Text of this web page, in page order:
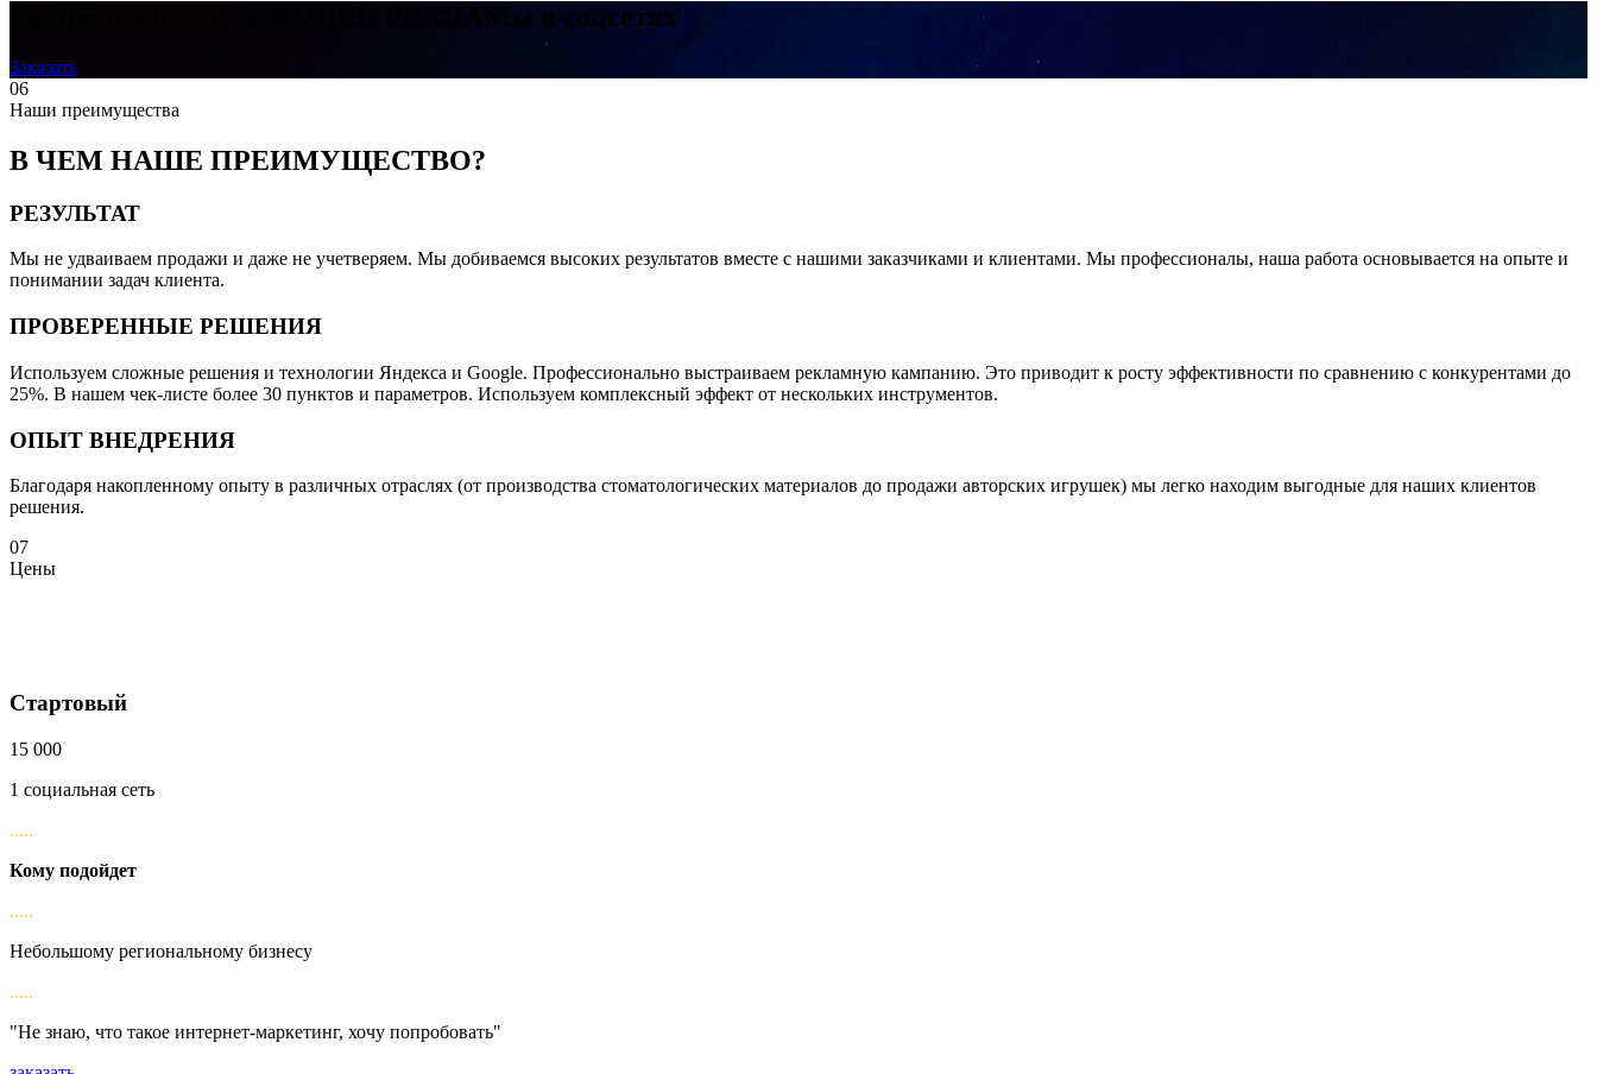
ВАШЕЙ РЕКЛАМы в соцсетях
Заказать
06
Наши преимущества
В ЧЕМ НАШЕ ПРЕИМУЩЕСТВО?
РЕЗУЛЬТАТ
Мы не удваиваем продажи и даже не учетверяем. Мы добиваемся высоких результатов вместе с нашими заказчиками и клиентами. Мы профессионалы, наша работа основывается на опыте и
понимании задач клиента.
ПРОВЕРЕННЫЕ РЕШЕНИЯ
Используем сложные решения и технологии Яндекса и Google. Профессионально выстраиваем рекламную кампанию. Это приводит к росту эффективности по сравнению с конкурентами до
25%. В нашем чек-листе более 30 пунктов и параметров. Используем комплексный эффект от нескольких инструментов.
ОПЫТ ВНЕДРЕНИЯ
Благодаря накопленному опыту в различных отраслях (от производства стоматологических материалов до продажи авторских игрушек) мы легко находим выгодные для наших клиентов
решения.
07
Цены
Стартовый
15 000
1 социальная сеть
.....
Кому подойдет
.....
Небольшому региональному бизнесу
.....
"Не знаю, что такое интернет-маркетинг, хочу попробовать"